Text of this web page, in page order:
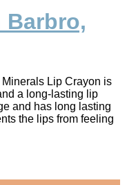
Barbro,
Lip Crayon is
a long-lasting lip
and has long lasting
the lips from feeling